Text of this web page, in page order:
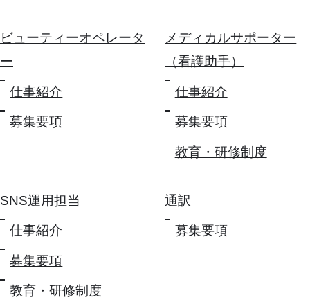
ビューティーオペレータ
ー
仕事紹介
募集要項
メディカルサポーター
（看護助手）
仕事紹介
募集要項
教育・研修制度
SNS運用担当
仕事紹介
募集要項
教育・研修制度
通訳
募集要項